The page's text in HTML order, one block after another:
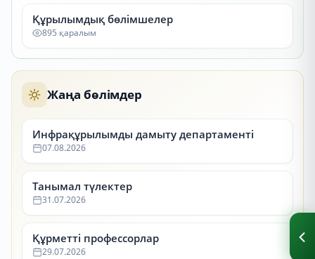
Құрылымдық бөлімшелер
895 қаралым
Жаңа бөлімдер
Инфрақұрылымды дамыту департаменті
07.08.2026
Танымал түлектер
31.07.2026
Құрметті профессорлар
29.07.2026